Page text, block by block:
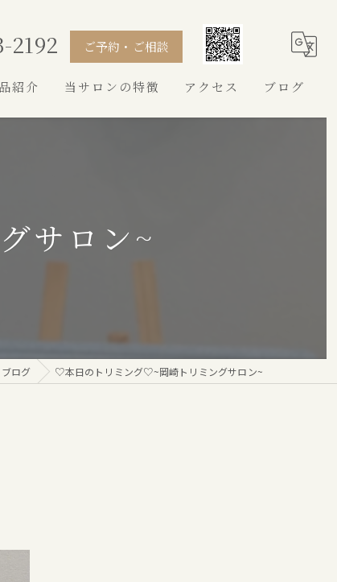
2192 ご予約・ご相談
紹介 当サロンの特徴
シュナウザー
アクセス ブログ
サロン~
ブログ ♡本日のトリミング♡⁠~岡崎トリミングサロン~